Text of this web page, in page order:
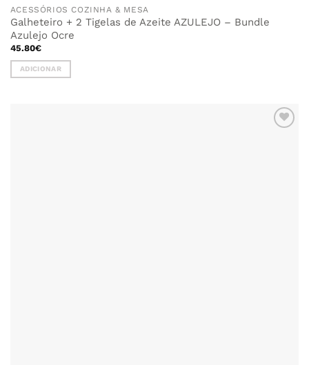
ACESSÓRIOS COZINHA & MESA
Galheteiro + 2 Tigelas de Azeite AZULEJO – Bundle
Azulejo Ocre
45.80€
ADICIONAR